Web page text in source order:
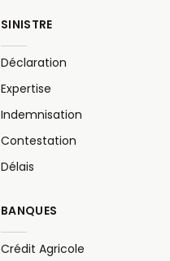
SINISTRE
Déclaration
Expertise
Indemnisation
Contestation
Délais
BANQUES
Crédit Agricole